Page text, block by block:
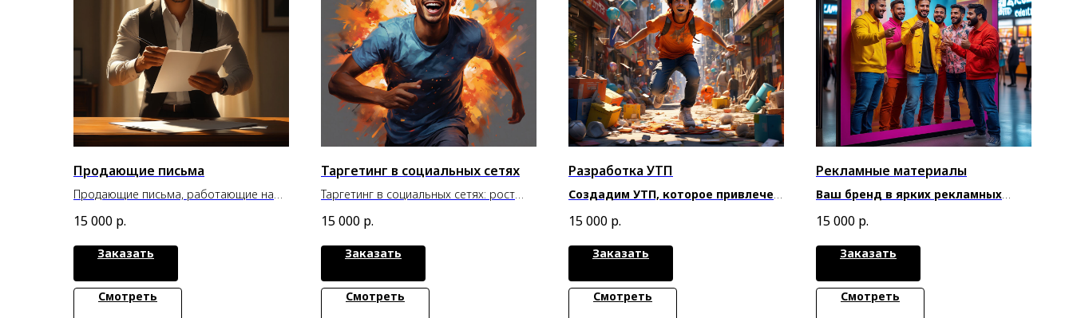
Продающие письма
Продающие письма, работающие на
15 000 р.
Заказать
Смотреть
Таргетинг в социальных сетях
Таргетинг в социальных сетях: рост
15 000 р.
Заказать
Смотреть
Разработка УТП
Создадим УТП, которое привлечет
15 000 р.
Заказать
Смотреть
Рекламные материалы
Ваш бренд в ярких рекламных
15 000 р.
Заказать
Смотреть